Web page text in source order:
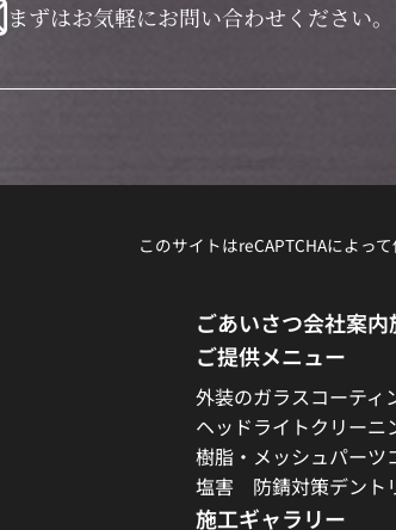
まずはお気軽にお問い合わせください。
このサイトはreCAPTCHAによっ
ごあいさつ会社案内
ご提供メニュー
外装のガラスコーティ
ヘッドライトクリーニ
樹脂・メッシュパーツ
塩害 防錆対策デント
施工ギャラリー